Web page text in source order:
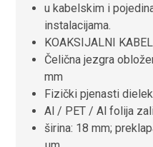
u kabelskim i
instalacijama.
KOAKSIJALNI
Čelična jezgra
mm
Fizički pjenasti
Al / PET / Al folija
širina: 18 mm;